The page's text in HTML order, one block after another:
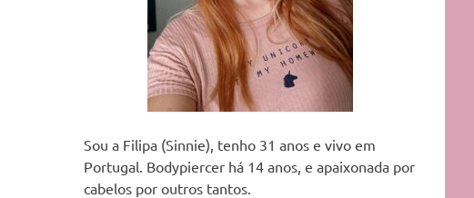
Sou a Filipa (Sinnie), tenho 31 anos e vivo em
Portugal. Bodypiercer há 14 anos, e apaixonada por
cabelos por outros tantos.